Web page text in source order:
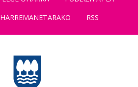
HARREMANETARAKO RSS